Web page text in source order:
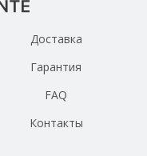
Доставка
Гарантия
FAQ
Контакты